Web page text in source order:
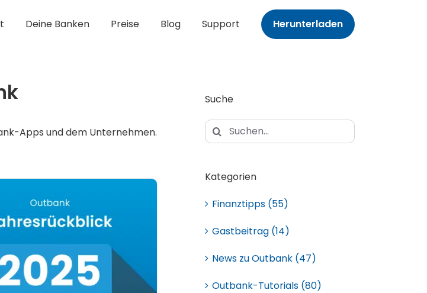
Deine Banken Preise Blog Support Herunterladen
Apps und dem Unternehmen.
Suche
Suche
nach:
Kategorien
Finanztipps (55)
Gastbeitrag (14)
News zu Outbank (47)
Outbank-Tutorials (80)